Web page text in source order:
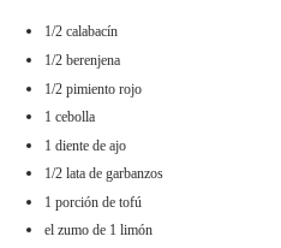
1/2 calabacín
1/2 berenjena
1/2 pimiento rojo
1 cebolla
1 diente de ajo
1/2 lata de garbanzos
1 porción de tofú
el zumo de 1 limón